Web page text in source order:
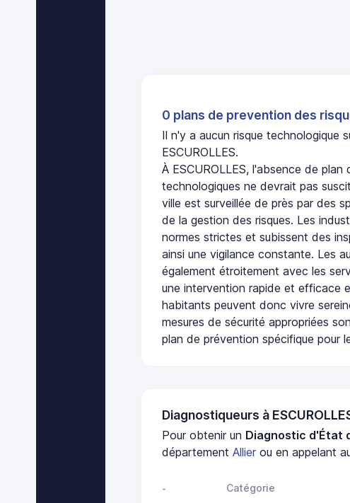
0 plans de prevention des
Il n'y a aucun risque technologique
ESCUROLLES.
À ESCUROLLES, l'absence de
technologiques ne devrait pas
ville est surveillée de près par des
de la gestion des risques. Les
normes strictes et subissent des
ainsi une vigilance constante. Les
également étroitement avec les
une intervention rapide et efficace
habitants peuvent donc vivre
mesures de sécurité appropriées
plan de prévention spécifique pour
Diagnostiqueurs à
Pour obtenir un Diagnostic d'État
départementAllier ou en appelant
- Catégorie